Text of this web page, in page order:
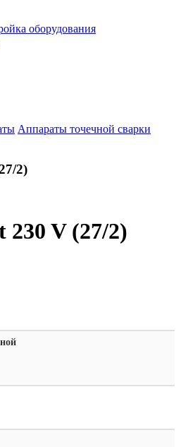
оборудования
Аппараты точечной сварки
2)
230 V (27/2)